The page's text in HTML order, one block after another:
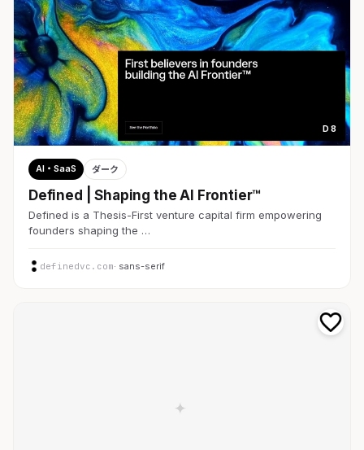
D 8
AI・SaaS ダーク
Defined | Shaping the AI Frontier™
Defined is a Thesis-First venture capital firm empowering
founders shaping the …
definedvc.com· sans-serif